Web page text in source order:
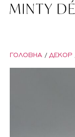
ГОЛОВНА / ДЕКОР